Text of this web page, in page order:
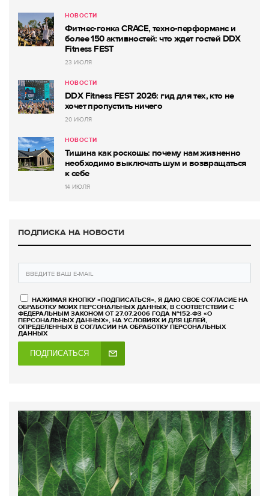
НОВОСТИ
Фитнес-гонка CRACE, техно-перформанс и
более 150 активностей: что ждет гостей DDX
Fitness FEST
23 ИЮЛЯ
НОВОСТИ
DDX Fitness FEST 2026: гид для тех, кто не
хочет пропустить ничего
20 ИЮЛЯ
НОВОСТИ
Тишина как роскошь: почему нам жизненно
необходимо выключать шум и возвращаться
к себе
14 ИЮЛЯ
ПОДПИСКА НА НОВОСТИ
НАЖИМАЯ КНОПКУ «ПОДПИСАТЬСЯ», Я ДАЮ СВОЕ СОГЛАСИЕ НА
ОБРАБОТКУ МОИХ ПЕРСОНАЛЬНЫХ ДАННЫХ, В СООТВЕТСТВИИ С
ФЕДЕРАЛЬНЫМ ЗАКОНОМ ОТ 27.07.2006 ГОДА №152-ФЗ «О
ПЕРСОНАЛЬНЫХ ДАННЫХ», НА УСЛОВИЯХ И ДЛЯ ЦЕЛЕЙ,
ОПРЕДЕЛЕННЫХ В СОГЛАСИИ НА ОБРАБОТКУ ПЕРСОНАЛЬНЫХ
ДАННЫХ
ПОДПИСАТЬСЯ